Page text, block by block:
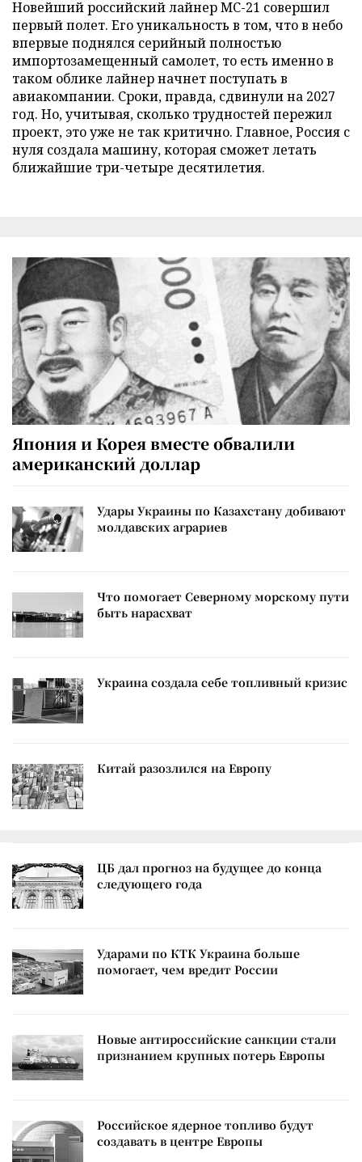
Новейший российский лайнер МС-21 совершил
первый полет. Его уникальность в том, что в небо
впервые поднялся серийный полностью
импортозамещенный самолет, то есть именно в
таком облике лайнер начнет поступать в
авиакомпании. Сроки, правда, сдвинули на 2027
год. Но, учитывая, сколько трудностей пережил
проект, это уже не так критично. Главное, Россия с
нуля создала машину, которая сможет летать
ближайшие три-четыре десятилетия.
Япония и Корея вместе обвалили
американский доллар
Удары Украины по Казахстану добивают
молдавских аграриев
Что помогает Северному морскому пути
быть нарасхват
Украина создала себе топливный кризис
Китай разозлился на Европу
ЦБ дал прогноз на будущее до конца
следующего года
Ударами по КТК Украина больше
помогает, чем вредит России
Новые антироссийские санкции стали
признанием крупных потерь Европы
Российское ядерное топливо будут
создавать в центре Европы